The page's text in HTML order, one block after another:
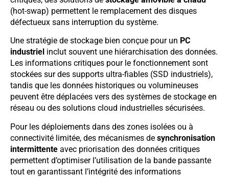
(hot-swap) permettent le remplacement des disques
défectueux sans interruption du système.
Une stratégie de stockage bien conçue pour un PC
industriel inclut souvent une hiérarchisation des données.
Les informations critiques pour le fonctionnement sont
stockées sur des supports ultra-fiables (SSD industriels),
tandis que les données historiques ou volumineuses
peuvent être déplacées vers des systèmes de stockage en
réseau ou des solutions cloud industrielles sécurisées.
Pour les déploiements dans des zones isolées ou à
connectivité limitée, des mécanismes de synchronisation
intermittente avec priorisation des données critiques
permettent d’optimiser l’utilisation de la bande passante
tout en garantissant l’intégrité des informations